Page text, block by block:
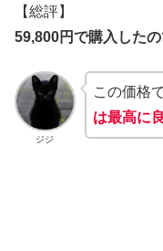
【総評】
59,800円で購入した
ジジ
この価格
は最高に